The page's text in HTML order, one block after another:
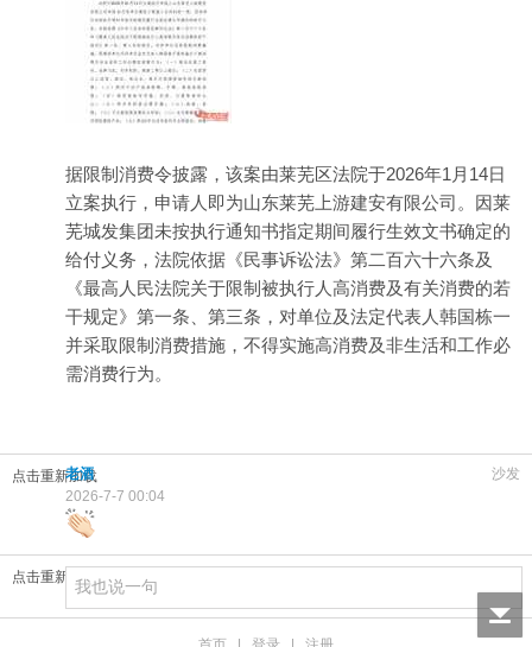
据限制消费令披露，该案由莱芜区法院于2026年1月14日
立案执行，申请人即为山东莱芜上游建安有限公司。因莱
芜城发集团未按执行通知书指定期间履行生效文书确定的
给付义务，法院依据《民事诉讼法》第二百六十六条及
《最高人民法院关于限制被执行人高消费及有关消费的若
干规定》第一条、第三条，对单位及法定代表人韩国栋一
并采取限制消费措施，不得实施高消费及非生活和工作必
需消费行为。
点击重新加载 沙发
老酒
2026-7-7 00:04
点击重新加载